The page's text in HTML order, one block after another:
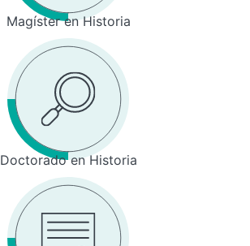
Magíster en Historia
Doctorado en Historia